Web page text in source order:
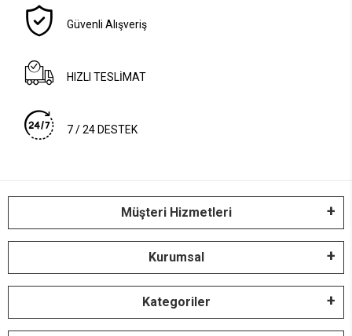
Güvenli Alışveriş
HIZLI TESLİMAT
7 / 24 DESTEK
Müşteri Hizmetleri
Kurumsal
Kategoriler